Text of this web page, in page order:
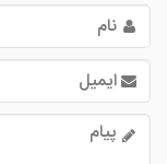
نام
ایمیل
متن
پیام